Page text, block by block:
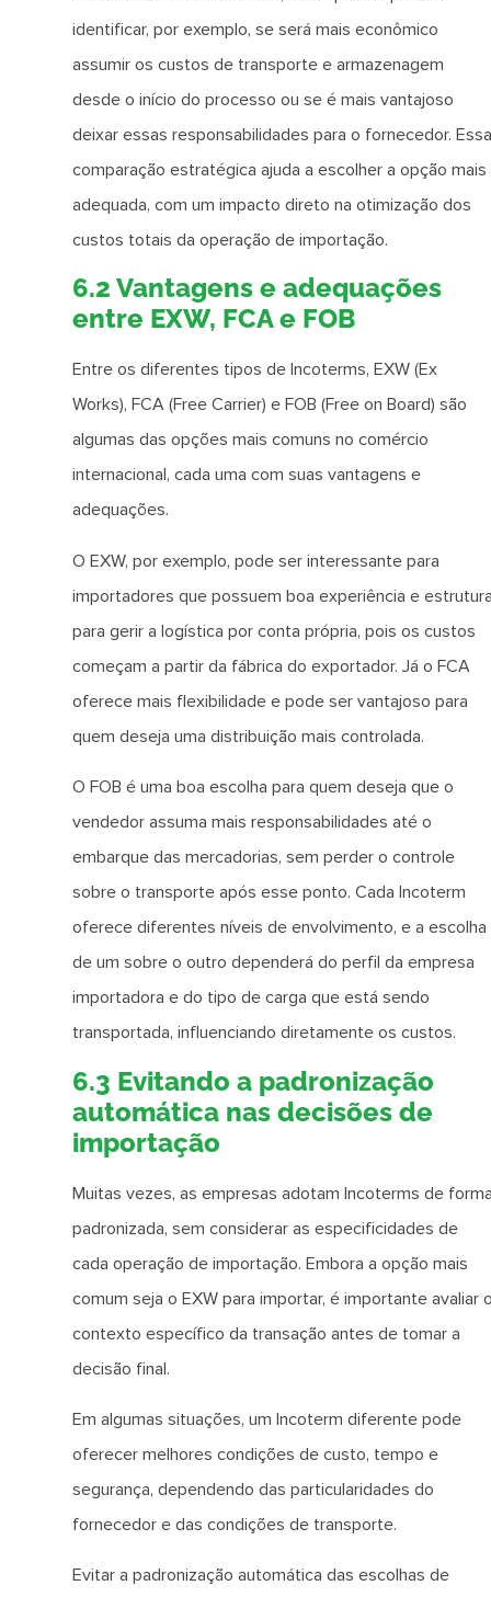
identificar, por exemplo, se será mais econômico
assumir os custos de transporte e armazenagem
desde o início do processo ou se é mais vantajoso
deixar essas responsabilidades para o fornecedor. Essa
comparação estratégica ajuda a escolher a opção mais
adequada, com um impacto direto na otimização dos
custos totais da operação de importação.
6.2 Vantagens e adequações
entre EXW, FCA e FOB
Entre os diferentes tipos de Incoterms, EXW (Ex
Works), FCA (Free Carrier) e FOB (Free on Board) são
algumas das opções mais comuns no comércio
internacional, cada uma com suas vantagens e
adequações.
O EXW, por exemplo, pode ser interessante para
importadores que possuem boa experiência e
para gerir a logística por conta própria, pois os custos
começam a partir da fábrica do exportador. Já o FCA
oferece mais flexibilidade e pode ser vantajoso para
quem deseja uma distribuição mais controlada.
O FOB é uma boa escolha para quem deseja que o
vendedor assuma mais responsabilidades até o
embarque das mercadorias, sem perder o controle
sobre o transporte após esse ponto. Cada Incoterm
oferece diferentes níveis de envolvimento, e a escolha
de um sobre o outro dependerá do perfil da empresa
importadora e do tipo de carga que está sendo
transportada, influenciando diretamente os custos.
6.3 Evitando a padronização
automática nas decisões de
importação
Muitas vezes, as empresas adotam Incoterms de
padronizada, sem considerar as especificidades de
cada operação de importação. Embora a opção mais
comum seja o EXW para importar, é importante avaliar
contexto específico da transação antes de tomar a
decisão final.
Em algumas situações, um Incoterm diferente pode
oferecer melhores condições de custo, tempo e
segurança, dependendo das particularidades do
fornecedor e das condições de transporte.
Evitar a padronização automática das escolhas de